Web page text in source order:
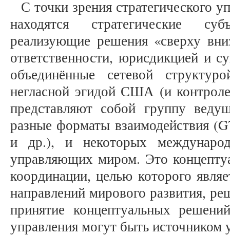
С точки зрения стратегического
находятся стратегические
реализующие решения «сверху
ответственности, юрисдикцией и
объединённые сетевой
негласной эгидой США (и
представляют собой группу
разные форматы
и др.), и некоторых
управляющих миром. Это
координации, целью которого
направлений мирового развития,
принятие концептуальных
управления могут быть источником